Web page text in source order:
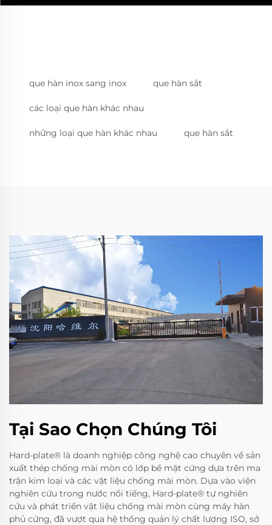
que hàn inox sang inox que hàn sắt
các loại que hàn khác nhau
những loại que hàn khác nhau que hàn sắt
Tại Sao Chọn Chúng Tôi
Hard-plate® là doanh nghiệp công nghệ cao chuyên về sản
xuất thép chống mài mòn có lớp bề mặt cứng dựa trên ma
trận kim loại và các vật liệu chống mài mòn. Dựa vào viện
nghiên cứu trong nước nổi tiếng, Hard-plate® tự nghiên
cứu và phát triển vật liệu chống mài mòn cùng máy hàn
phủ cứng, đã vượt qua hệ thống quản lý chất lượng ISO, sở